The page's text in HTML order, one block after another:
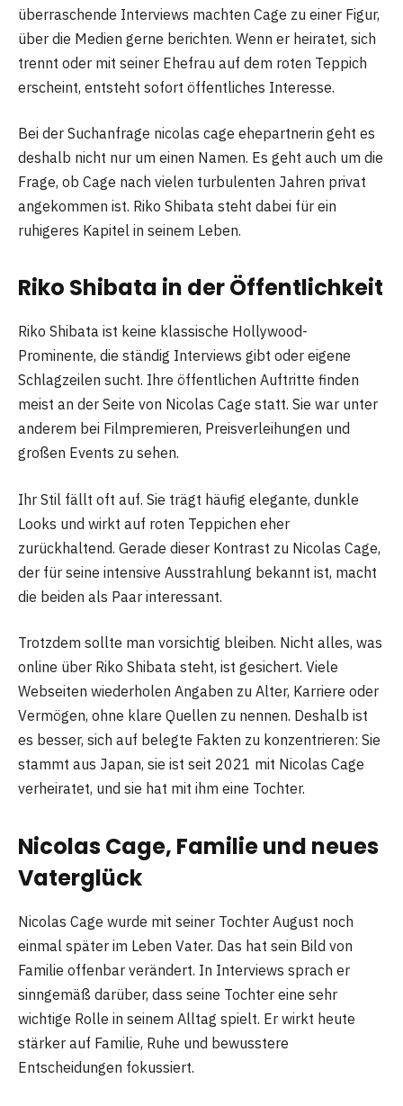
überraschende Interviews machten Cage zu einer Figur,
über die Medien gerne berichten. Wenn er heiratet, sich
trennt oder mit seiner Ehefrau auf dem roten Teppich
erscheint, entsteht sofort öffentliches Interesse.
Bei der Suchanfrage nicolas cage ehepartnerin geht es
deshalb nicht nur um einen Namen. Es geht auch um die
Frage, ob Cage nach vielen turbulenten Jahren privat
angekommen ist. Riko Shibata steht dabei für ein
ruhigeres Kapitel in seinem Leben.
Riko Shibata in der Öffentlichkeit
Riko Shibata ist keine klassische Hollywood-
Prominente, die ständig Interviews gibt oder eigene
Schlagzeilen sucht. Ihre öffentlichen Auftritte finden
meist an der Seite von Nicolas Cage statt. Sie war unter
anderem bei Filmpremieren, Preisverleihungen und
großen Events zu sehen.
Ihr Stil fällt oft auf. Sie trägt häufig elegante, dunkle
Looks und wirkt auf roten Teppichen eher
zurückhaltend. Gerade dieser Kontrast zu Nicolas Cage,
der für seine intensive Ausstrahlung bekannt ist, macht
die beiden als Paar interessant.
Trotzdem sollte man vorsichtig bleiben. Nicht alles, was
online über Riko Shibata steht, ist gesichert. Viele
Webseiten wiederholen Angaben zu Alter, Karriere oder
Vermögen, ohne klare Quellen zu nennen. Deshalb ist
es besser, sich auf belegte Fakten zu konzentrieren: Sie
stammt aus Japan, sie ist seit 2021 mit Nicolas Cage
verheiratet, und sie hat mit ihm eine Tochter.
Nicolas Cage, Familie und neues
Vaterglück
Nicolas Cage wurde mit seiner Tochter August noch
einmal später im Leben Vater. Das hat sein Bild von
Familie offenbar verändert. In Interviews sprach er
sinngemäß darüber, dass seine Tochter eine sehr
wichtige Rolle in seinem Alltag spielt. Er wirkt heute
stärker auf Familie, Ruhe und bewusstere
Entscheidungen fokussiert.